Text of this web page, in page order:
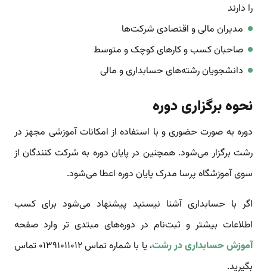
را دارند
مدیران مالی و اقتصادی شرکت‌ها
صاحبان کسب و کارهای کوچک و متوسط
دانشجویان رشته‌های حسابداری و مالی
نحوه برگزاری دوره
دوره به صورت حضوری و با استفاده از امکانات آموزشی مجهز در
رشت برگزار می‌شود. همچنین در پایان دوره به شرکت کنندگان از
سوی آموزشگاه پرسا مدرک پایان دوره اعطا می‌شود.
اگر با حسابداری آشنا نیستید پیشنهاد می‌شود برای کسب
اطلاعات بیشتر و ثبت‌نام در دوره‌های مبتدی تر وارد صفحه
آموزش حسابداری در رشت
، یا با شماره تماس 01391011012 تماس
بگیرید.